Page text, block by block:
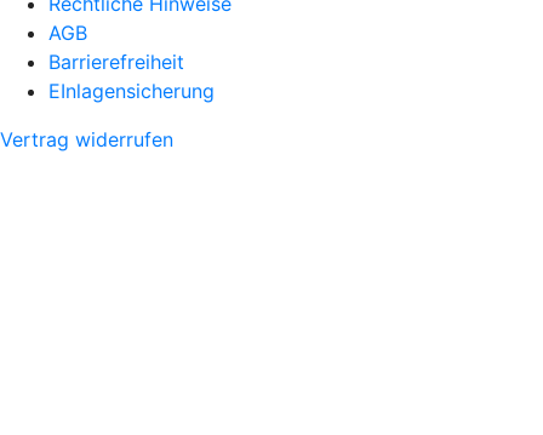
AGB
Barrierefreiheit
EInlagensicherung
Vertrag widerrufen